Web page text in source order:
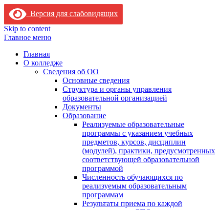
Версия для слабовидящих
Skip to content
Главное меню
Главная
О колледже
Сведения об ОО
Основные сведения
Структура и органы управления
образовательной организацией
Документы
Образование
Реализуемые образовательные
программы с указанием учебных
предметов, курсов, дисциплин
(модулей), практики, предусмотренных
соответствующей образовательной
программой
Численность обучающихся по
реализуемым образовательным
программам
Результаты приема по каждой